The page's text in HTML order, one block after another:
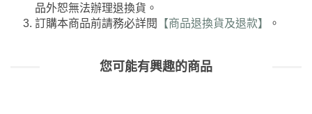
品外恕無法辦理退換貨。
訂購本商品前請務必詳閱
【商品退換貨及退款】 。
您可能有興趣的商品